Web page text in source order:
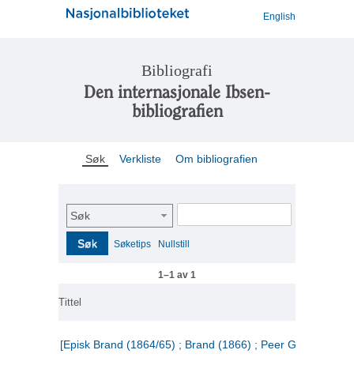
English
Bibliografi
Den internasjonale Ibsen-
bibliografien
Søk Verkliste Om bibliografien
Søk
Søk Søketips Nullstill
1–1 av 1
Tittel
[Episk Brand (1864/65) ; Brand (1866) ; Peer Gynt (1867)]